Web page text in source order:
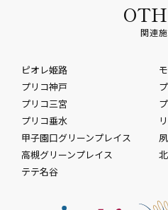
関連
ピオレ姫路
プリコ神戸
プリコ三宮
プリコ垂水
甲子園口グリーンプレイス
高槻グリーンプレイス
テテ名谷